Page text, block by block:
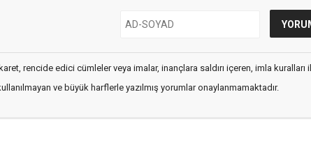
rencide edici cümleler veya imalar, inançlara saldırı içeren, imla kuralları
ve büyük harflerle yazılmış yorumlar onaylanmamaktadır.